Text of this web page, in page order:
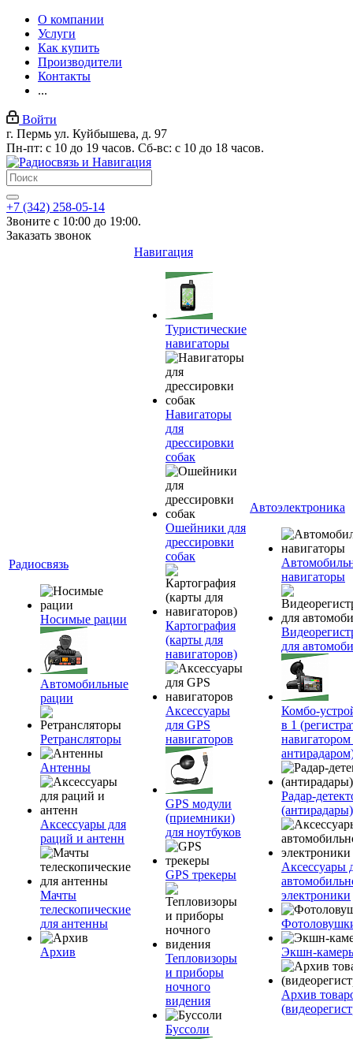
О компании
Услуги
Как купить
Производители
Контакты
...
Войти
г. Пермь ул. Куйбышева, д. 97
Пн-пт: с 10 до 19 часов. Сб-вс: с 10 до 18 часов.
+7 (342) 258-05-14
Звоните с 10:00 до 19:00.
Заказать звонок
Радиосвязь
Носимые рации
Автомобильные
рации
Ретрансляторы
Антенны
Аксессуары для
раций и антенн
Мачты
телескопические
для антенны
Архив
Навигация
Туристические
навигаторы
Навигаторы
для
дрессировки
собак
Ошейники для
дрессировки
собак
Картография
(карты для
навигаторов)
Аксессуары
для GPS
навигаторов
GPS модули
(приемники)
для ноутбуков
GPS трекеры
Тепловизоры
и приборы
ночного
видения
Буссоли
Автоэлектроника
навигаторы
для
Комбо-
в 1
Радар-
(антирадары)
Аксессуары
электроники
Экшн-
Архив